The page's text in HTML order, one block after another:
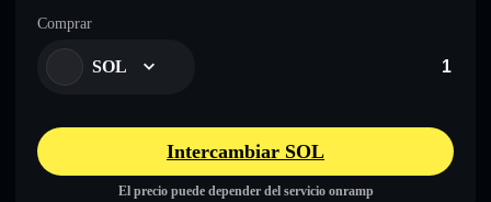
Comprar
SOL
Intercambiar SOL
El precio puede depender del servicio onramp